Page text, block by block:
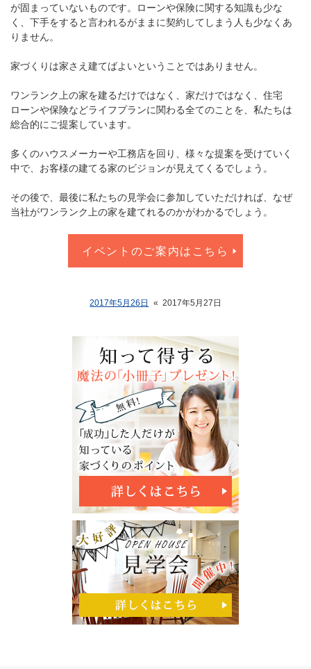
が固まっていないものです。ローンや保険に関する知識も少な
く、下手をすると言われるがままに契約してしまう人も少なくあ
りません。
家づくりは家さえ建てばよいということではありません。
ワンランク上の家を建るだけではなく、家だけではなく、住宅
ローンや保険などライフプランに関わる全てのことを、私たちは
総合的にご提案しています。
多くのハウスメーカーや工務店を回り、様々な提案を受けていく
中で、お客様の建てる家のビジョンが見えてくるでしょう。
その後で、最後に私たちの見学会に参加していただければ、なぜ
当社がワンランク上の家を建てれるのかがわかるでしょう。
イベントのご案内はこちら
2017年5月26日 « 2017年5月27日